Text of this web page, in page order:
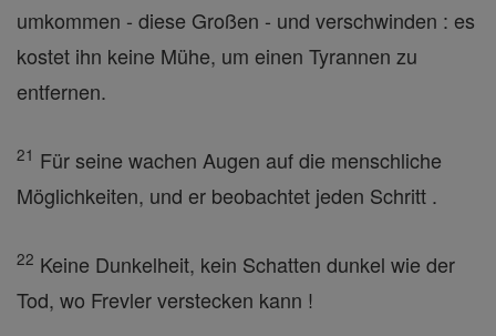
umkommen - diese Großen - und verschwinden : es
kostet ihn keine Mühe, um einen Tyrannen zu
entfernen.
21 Für seine wachen Augen auf die menschliche
Möglichkeiten, und er beobachtet jeden Schritt .
22 Keine Dunkelheit, kein Schatten dunkel wie der
Tod, wo Frevler verstecken kann !